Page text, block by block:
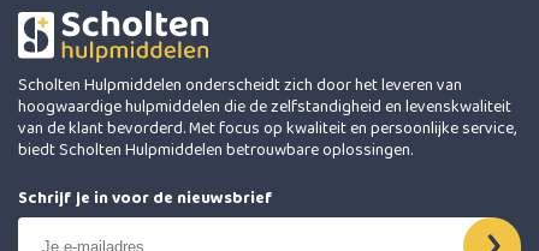
Scholten Hulpmiddelen onderscheidt zich door het leveren van
hoogwaardige hulpmiddelen die de zelfstandigheid en levenskwaliteit
van de klant bevorderd. Met focus op kwaliteit en persoonlijke service,
biedt Scholten Hulpmiddelen betrouwbare oplossingen.
Schrijf je in voor de nieuwsbrief